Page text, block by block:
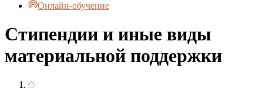
Онлайн-обучение
Стипендии и иные виды
материальной поддержки